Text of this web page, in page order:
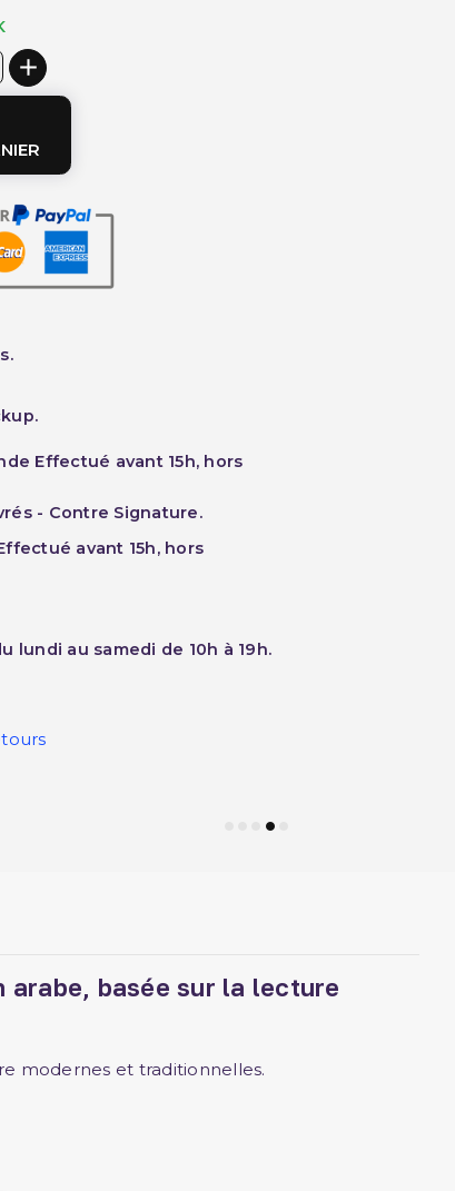
Effectué avant 15h, hors
- Contre Signature.
avant 15h, hors
lundi au samedi de 10h à 19h.
arabe, basée sur la lecture
modernes et traditionnelles.